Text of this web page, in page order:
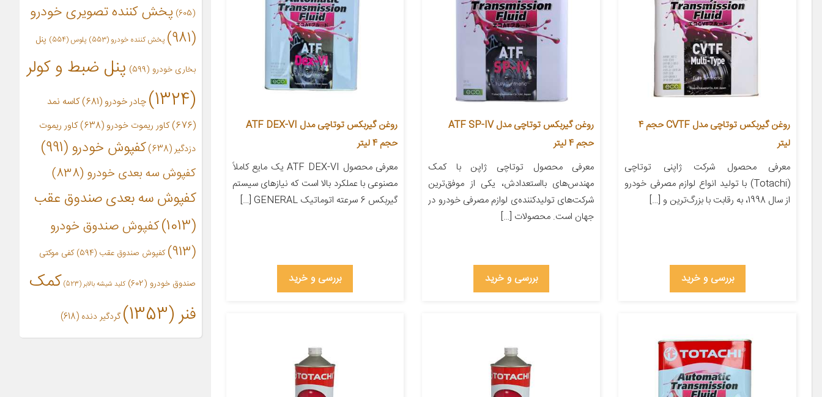
روغن گیربکس توتاچی مدل CVTF حجم 4
لیتر
معرفی محصول شرکت ژاپنی توتاچی
(Totachi) با تولید انواع لوازم مصرفی خودرو
از سال 1998، به رقابت با بزرگ‌ترین و […]
بررسی و خرید
روغن گیربکس توتاچی مدل ATF SP-IV
حجم 4 لیتر
معرفی محصول توتاچی ژاپن با کمک
مهندس‌های بااستعدادش، یکی از موفق‌ترین
شرکت‌های تولیدکننده‌ی لوازم مصرفی خودرو در
جهان است. محصولات […]
بررسی و خرید
روغن گیربکس توتاچی مدل ATF DEX-VI
حجم 4 لیتر
معرفی محصول ATF DEX-VI یک مایع کاملاً
مصنوعی با عملکرد بالا است که نیازهای سیستم
گیربکس 6 سرعته اتوماتیک GENERAL […]
بررسی و خرید
(605)
پخش کننده تصویری خودرو
(981)
پخش کننده خودرو(553) پلوس(554) پنل
بخاری خودرو (599)
پنل ضبط و کولر
(1324)
چادر خودرو (681)
کاسه نمد
(676)
کاور ریموت خودرو(638)
کاور ریموت
دزدگیر(638) کفپوش خودرو(991)
کفپوش سه بعدی خودرو (838)
کفپوش سه بعدی صندوق عقب
(1013)
کفپوش صندوق خودرو
(913)
کفپوش صندوق عقب (594) کفی موکتی
صندوق خودرو (602) کلید شیشه بالابر(523)
کمک
فنر(1353) گردگیر دنده (618)